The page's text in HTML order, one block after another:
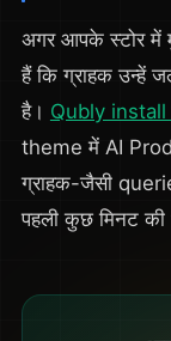
अगर आपके स्टोर में
हैं कि ग्राहक उन्हें
है। Qubly install
theme में AI
ग्राहक-जैसी
पहली कुछ मिनट